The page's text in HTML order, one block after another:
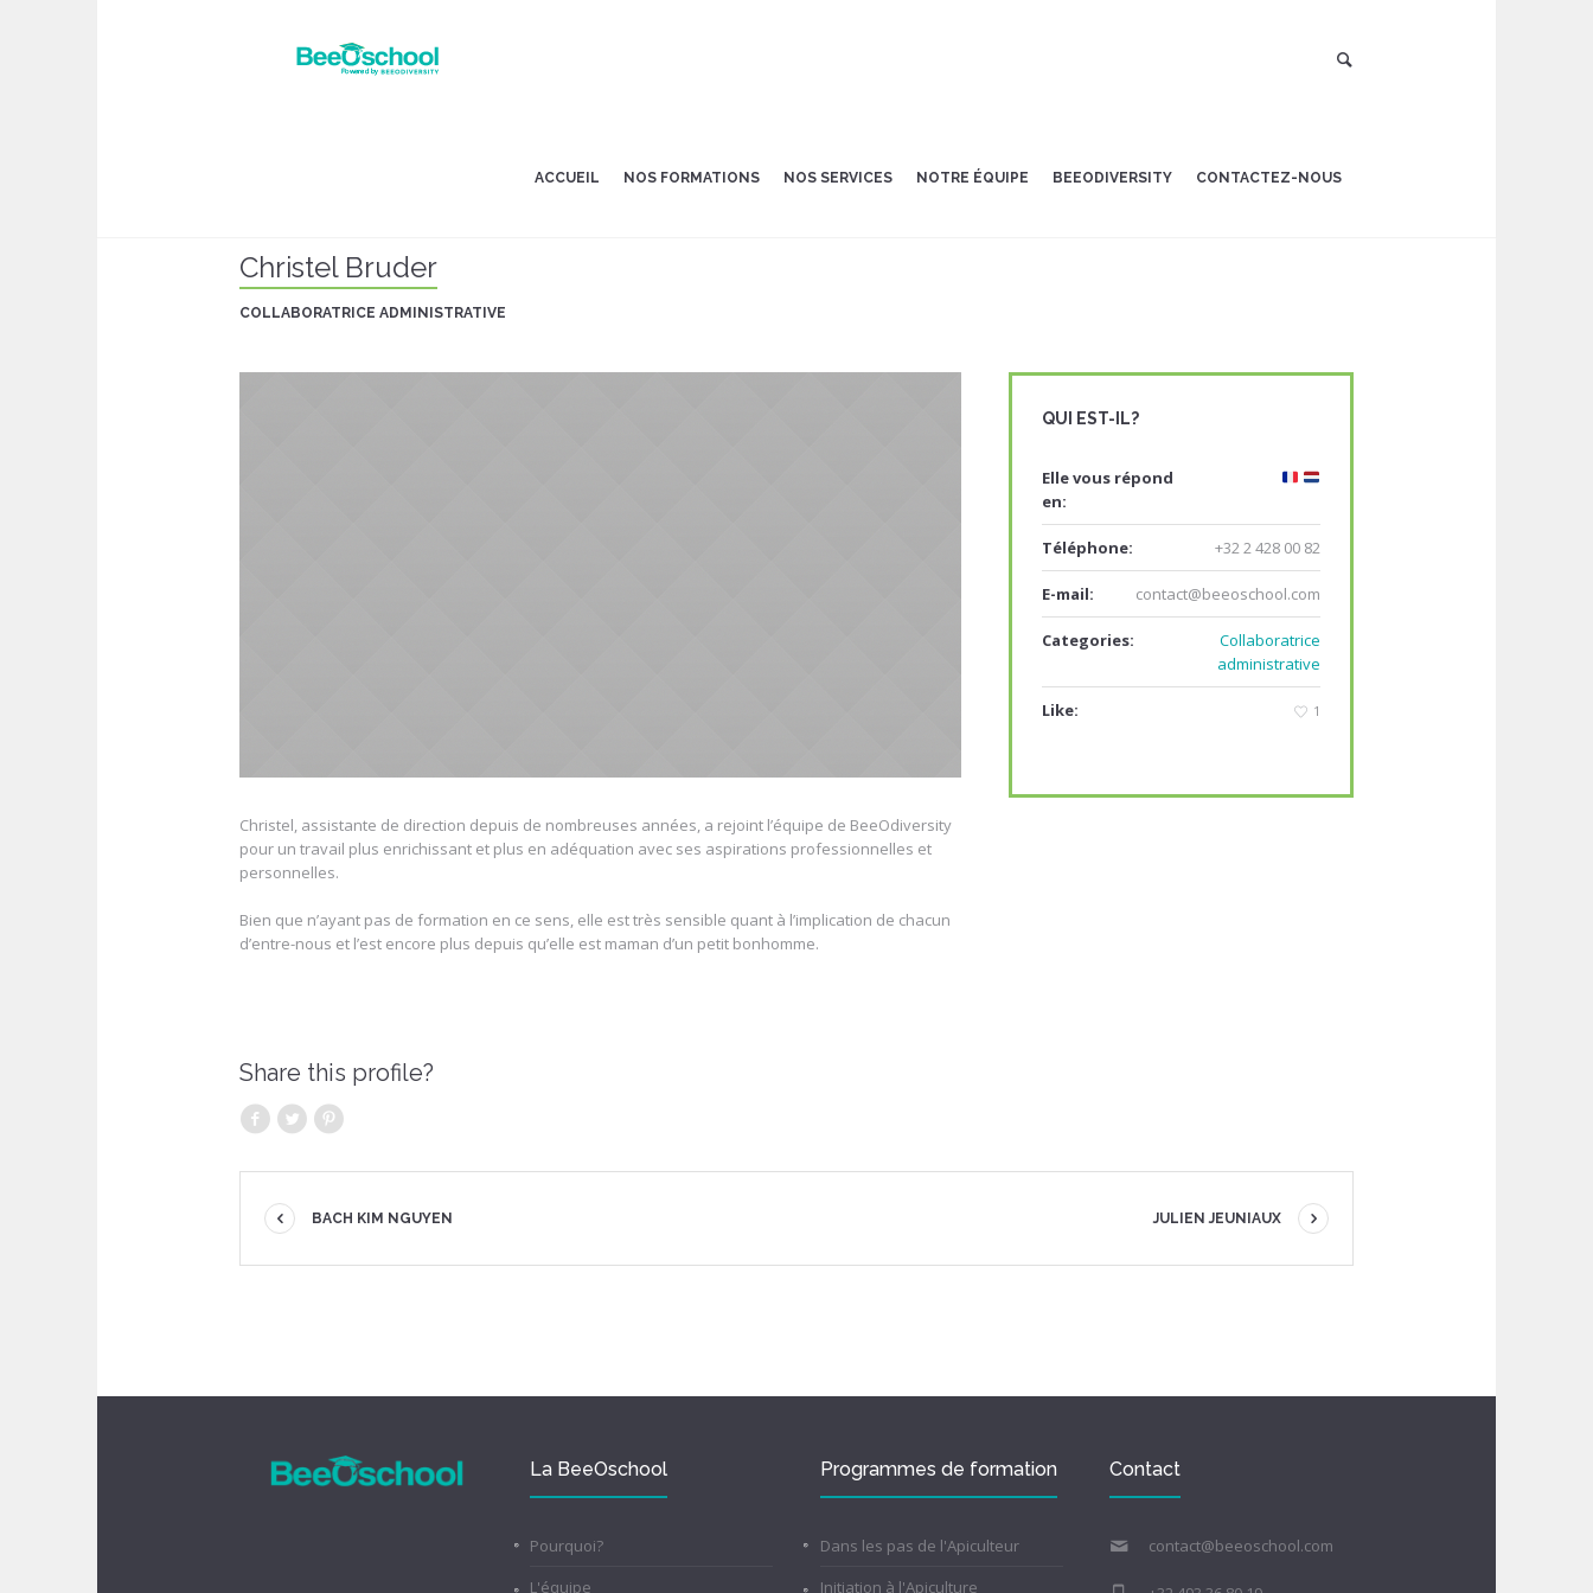
ACCUEIL NOS FORMATIONS NOS SERVICES NOTRE ÉQUIPE BEEODIVERSITY CONTACTEZ-NOUS
Christel Bruder
COLLABORATRICE ADMINISTRATIVE
Christel, assistante de direction depuis de nombreuses années, a rejoint l’équipe de BeeOdiversity
pour un travail plus enrichissant et plus en adéquation avec ses aspirations professionnelles et
personnelles.
Bien que n’ayant pas de formation en ce sens, elle est très sensible quant à l’implication de chacun
d’entre-nous et l’est encore plus depuis qu’elle est maman d’un petit bonhomme.
QUI EST-IL?
Elle vous répond
en:
Téléphone: +32 2 428 00 82
E-mail: contact@beeoschool.com
Categories:
Collaboratrice
administrative
Like: 1
Share this profile?
BACH KIM NGUYEN JULIEN JEUNIAUX
La BeeOschool
Pourquoi?
L'équipe
Programmes de formation
Dans les pas de l'Apiculteur
Initiation à l'Apiculture
Contact
contact@beeoschool.com